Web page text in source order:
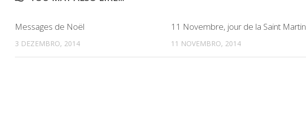
Messages de Noël
3 DEZEMBRO, 2014
11 Novembre, jour de la Saint Martin
11 NOVEMBRO, 2014